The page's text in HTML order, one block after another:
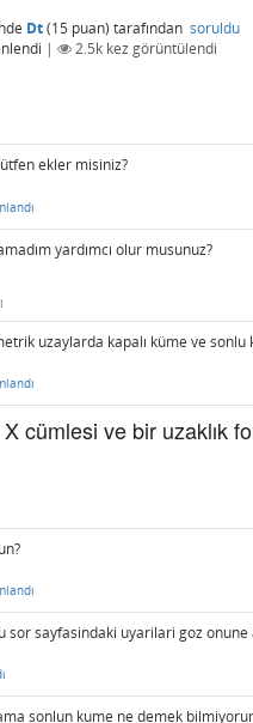
Dt(15 puan) tarafından soruldu
| 2.5k kez görüntülendi
lütfen ekler misiniz?
yardımcı olur musunuz?
uzaylarda kapalı küme ve
cümlesi ve bir uzaklık
sor sayfasindaki uyarilari goz
sonlun kume ne demek